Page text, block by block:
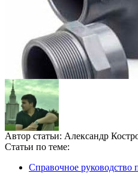
Автор статьи: Александр
Статьи по теме:
Справочное